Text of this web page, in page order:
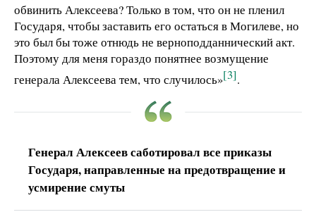
обвинить Алексеева? Только в том, что он не пленил
Государя, чтобы заставить его остаться в Могилеве, но
это был бы тоже отнюдь не верноподданнический акт.
Поэтому для меня гораздо понятнее возмущение
генерала Алексеева тем, что случилось»[3].
Генерал Алексеев саботировал все приказы
Государя, направленные на предотвращение и
усмирение смуты